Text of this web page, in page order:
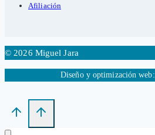
Afiliación
© 2026 Miguel Jara
Diseño y optimización web: